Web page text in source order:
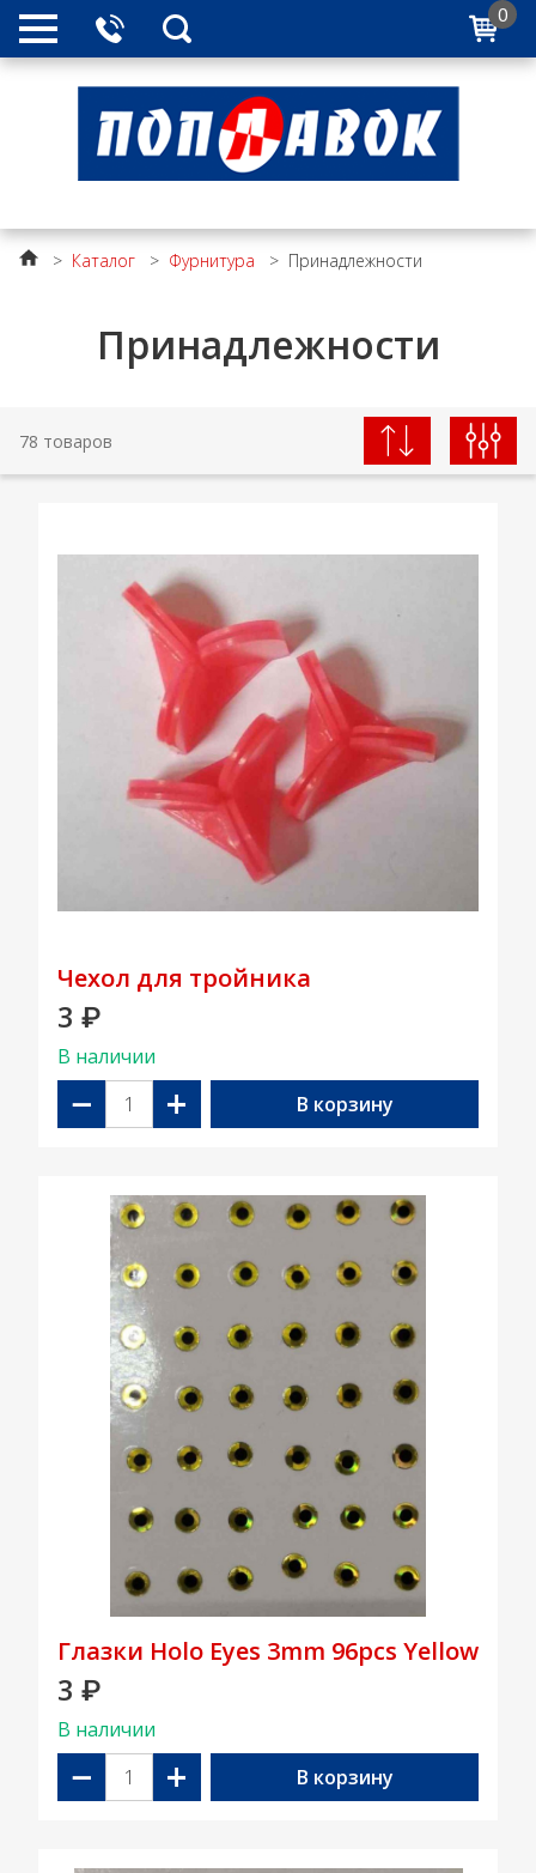
0
> Каталог > Фурнитура > Принадлежности
Принадлежности
78 товаров
Чехол для тройника
3 ₽
В наличии
− + В корзину
Глазки Holo Eyes 3mm 96pcs Yellow
3 ₽
В наличии
− + В корзину